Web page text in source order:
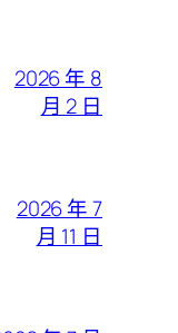
2026 年 8
月 2 日
2026 年 7
月 11 日